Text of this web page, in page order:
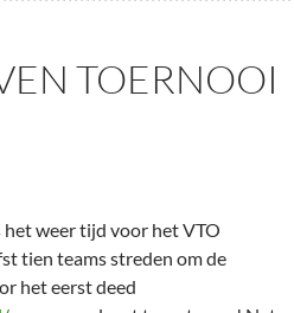
TOERNOOI
weer tijd voor het VTO
tien teams streden om de
het eerst deed